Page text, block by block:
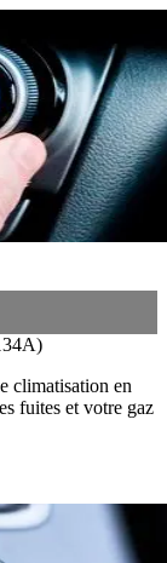
climatisation en
fuites et votre gaz